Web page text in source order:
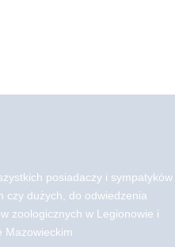
posiadaczy i sympatyków
czy dużych, do odwiedzenia
zoologicznych w Legionowie i
Mazowieckim